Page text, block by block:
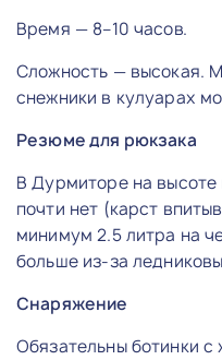
Время — 8–10 часов.
Сложность — высокая.
снежники в кулуарах
Резюме для рюкзака
В Дурмиторе на
почти нет (карст
минимум 2.5 литра на
больше из-за
Снаряжение
Обязательны ботинки